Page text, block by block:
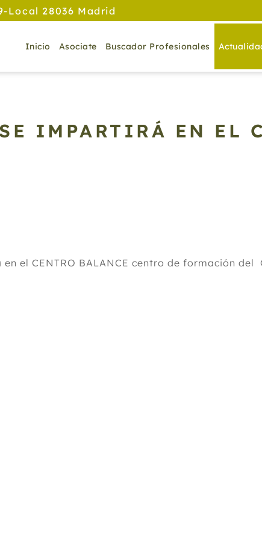
Local 28036 Madrid
Inicio Asociate Buscador Profesionales
IMPARTIRÁ EN EL
el CENTRO BALANCE centro de formación del